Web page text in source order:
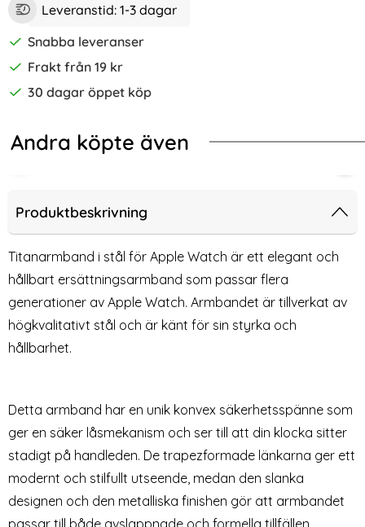
Leveranstid: 1-3 dagar
Snabba leveranser
Frakt från 19 kr
30 dagar öppet köp
Andra köpte även
Alpine Pro Loop Rosa
Alpine Pro Loop Burgundy
38/40/41/42 mm Armband Alpine Pro Loop Burgundy
Tech-Protect Apple Watch
NylonMag (Periwinkle)
Art. nr 232940
rea pris
159 kr
Tillgänglighet:
Lagervara
Köp
Watch 38/40/41/42 mm Armband NylonMag
Tech-Protect Apple Watch 38/40/
Silikon Armband Apple Watch
42/41/40/38 mm (S/M) - Grå
Art. nr 12909
rea pris
169 kr tidigare pris
199 kr
Tillgänglighet:
Köp
Silikon Armband Apple Watch
Produktbeskrivning
Titanarmband i stål för Apple Watch är ett elegant och
hållbart ersättningsarmband som passar flera
generationer av Apple Watch. Armbandet är tillverkat av
högkvalitativt stål och är känt för sin styrka och
hållbarhet.
Detta armband har en unik konvex säkerhetsspänne som
ger en säker låsmekanism och ser till att din klocka sitter
stadigt på handleden. De trapezformade länkarna ger ett
modernt och stilfullt utseende, medan den slanka
designen och den metalliska finishen gör att armbandet